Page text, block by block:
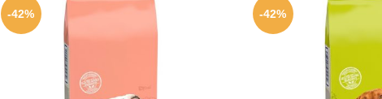
-42% -42%